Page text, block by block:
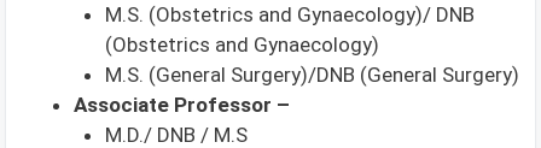
M.S. (Obstetrics and Gynaecology)/ DNB
(Obstetrics and Gynaecology)
M.S. (General Surgery)/DNB (General Surgery)
Associate Professor –
M.D./ DNB / M.S